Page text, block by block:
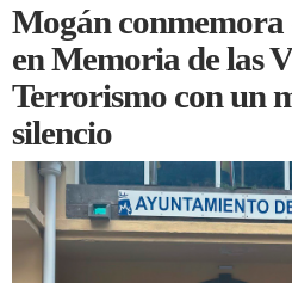
Mogán conmemora
en Memoria de las
Terrorismo con un
silencio